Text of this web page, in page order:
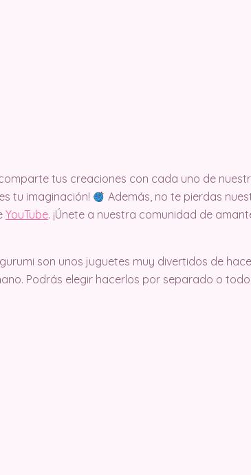
tus creaciones con cada uno de
tu imaginación!
Además, no te pierdas
YouTube. ¡Únete a nuestra comunidad de
son unos juguetes muy divertidos de
Podrás elegir hacerlos por separado o